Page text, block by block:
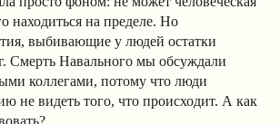
находиться на пределе. Но
выбивающие у людей остатки
Смерть Навального мы обсуждали
коллегами, потому что люди
не видеть того, что происходит. А как